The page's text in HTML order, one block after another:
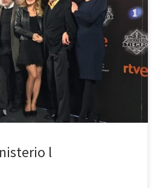
en redes sociales y crítica: El
Digital acude al pase exclusivo del
temporada y a la rueda de prensa
y protagonistas, algunos de los
la […]
l